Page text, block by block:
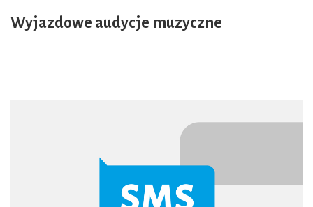
Wyjazdowe audycje muzyczne